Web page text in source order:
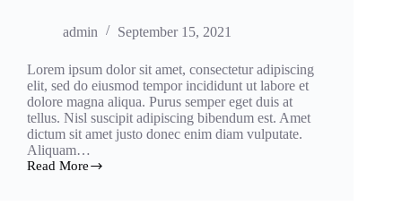
admin September 15, 2021
Lorem ipsum dolor sit amet, consectetur adipiscing
elit, sed do eiusmod tempor incididunt ut labore et
dolore magna aliqua. Purus semper eget duis at
tellus. Nisl suscipit adipiscing bibendum est. Amet
dictum sit amet justo donec enim diam vulputate.
Aliquam…
Read More
Pulvinar